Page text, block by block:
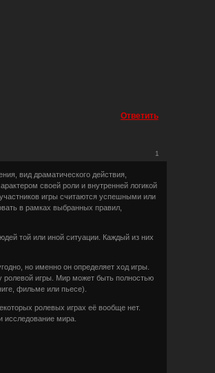
Ответить
1
вид драматического действия,
своей роли и внутренней логикой
игры считаются успешными или
в рамках выбранных правил,
той или иной ситуации. Каждый из них
но именно он определяет ход игры.
игры. Мир может быть полностью
фильме или пьесе).
ролевых играх её вообще нет.
исследование мира.